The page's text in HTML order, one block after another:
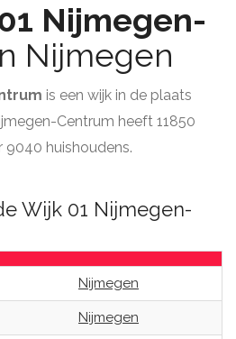
Nijmegen-
Nijmegen
is een wijk in de plaats
Centrum heeft 11850
9040 huishoudens.
Wijk 01 Nijmegen-
Nijmegen
Nijmegen